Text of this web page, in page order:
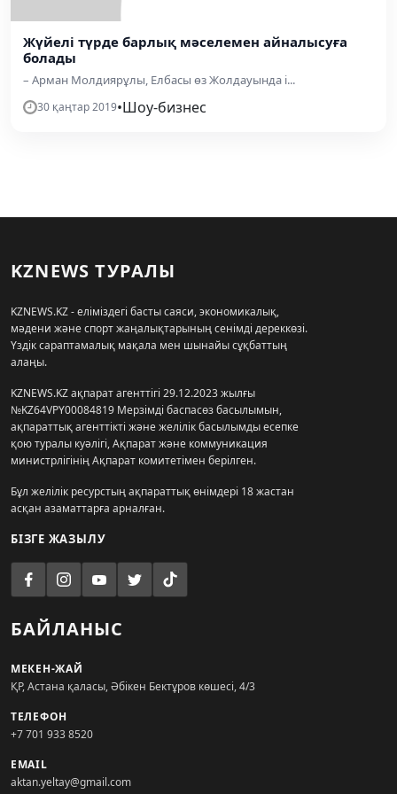
Жүйелі түрде барлық мәселемен айналысуға
болады
– Арман Молдиярұлы, Елбасы өз Жолдауында і...
30 қаңтар 2019•Шоу-бизнес
KZNEWS ТУРАЛЫ
KZNEWS.KZ - еліміздегі басты саяси, экономикалық,
мәдени және спорт жаңалықтарының сенімді дереккөзі.
Үздік сараптамалық мақала мен шынайы сұқбаттың
алаңы.
KZNEWS.KZ ақпарат агенттігі 29.12.2023 жылғы
№KZ64VPY00084819 Мерзімді баспасөз басылымын,
ақпараттық агенттікті және желілік басылымды есепке
қою туралы куәлігі, Ақпарат және коммуникация
министрлігінің Ақпарат комитетімен берілген.
Бұл желілік ресурстың ақпараттық өнімдері 18 жастан
асқан азаматтарға арналған.
БІЗГЕ ЖАЗЫЛУ
БАЙЛАНЫС
МЕКЕН-ЖАЙ
ҚР, Астана қаласы, Әбікен Бектұров көшесі, 4/3
ТЕЛЕФОН
+7 701 933 8520
EMAIL
aktan.yeltay@gmail.com